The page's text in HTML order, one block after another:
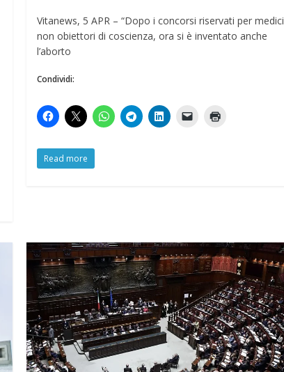
Vitanews, 5 APR – “Dopo i concorsi riservati per medici
non obiettori di coscienza, ora si è inventato anche
l’aborto
Condividi:
Read more